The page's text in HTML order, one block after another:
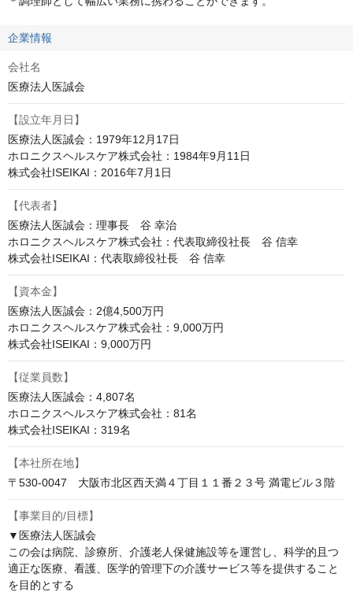
企業情報
会社名
医療法人医誠会
【設立年月日】
医療法人医誠会：1979年12月17日
ホロニクスヘルスケア株式会社：1984年9月11日
株式会社ISEIKAI：2016年7月1日
【代表者】
医療法人医誠会：理事長　谷 幸治
ホロニクスヘルスケア株式会社：代表取締役社長　谷 信幸
株式会社ISEIKAI：代表取締役社長　谷 信幸
【資本金】
医療法人医誠会：2億4,500万円
ホロニクスヘルスケア株式会社：9,000万円
株式会社ISEIKAI：9,000万円
【従業員数】
医療法人医誠会：4,807名
ホロニクスヘルスケア株式会社：81名
株式会社ISEIKAI：319名
【本社所在地】
〒530-0047　大阪市北区西天満４丁目１１番２３号 満電ビル３階
【事業目的/目標】
▼医療法人医誠会
この会は病院、診療所、介護老人保健施設等を運営し、科学的且つ
適正な医療、看護、医学的管理下の介護サービス等を提供すること
を目的とする